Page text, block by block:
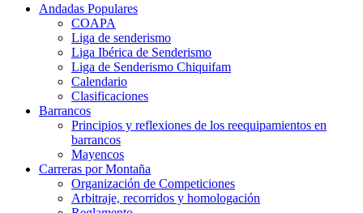
Andadas Populares
COAPA
Liga de senderismo
Liga Ibérica de Senderismo
Liga de Senderismo Chiquifam
Calendario
Clasificaciones
Barrancos
Principios y reflexiones de los reequipamientos en
barrancos
Mayencos
Carreras por Montaña
Organización de Competiciones
Arbitraje, recorridos y homologación